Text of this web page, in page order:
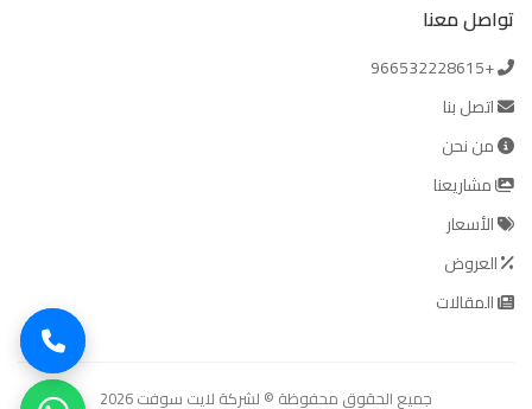
تواصل معنا
+966532228615
اتصل بنا
من نحن
مشاريعنا
الأسعار
العروض
المقالات
جميع الحقوق محفوظة © لشركة لايت سوفت 2026